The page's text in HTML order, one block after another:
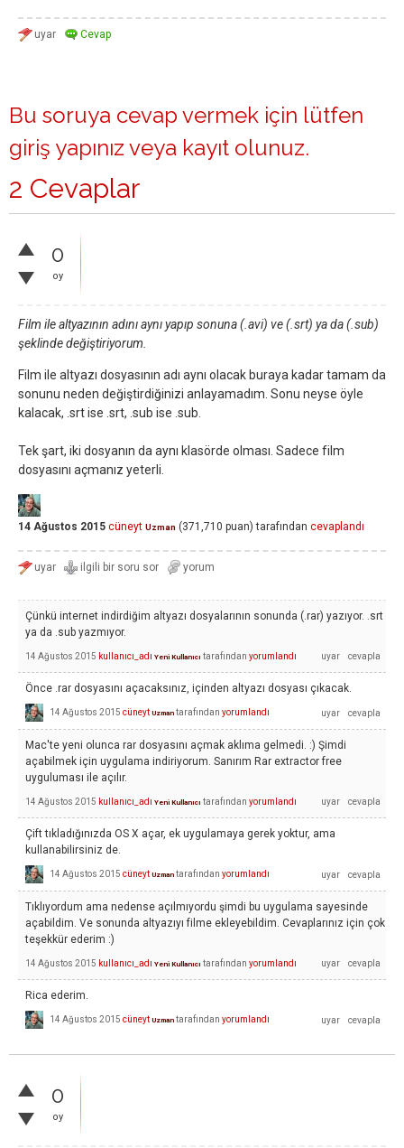
Bu soruya cevap vermek için lütfen
giriş yapınız veya kayıt olunuz.
2 Cevaplar
0
oy
Film ile altyazının adını aynı yapıp sonuna (.avi) ve (.srt) ya da (.sub)
şeklinde değiştiriyorum.
Film ile altyazı dosyasının adı aynı olacak buraya kadar tamam da
sonunu neden değiştirdiğinizi anlayamadım. Sonu neyse öyle
kalacak, .srt ise .srt, .sub ise .sub.
Tek şart, iki dosyanın da aynı klasörde olması. Sadece film
dosyasını açmanız yeterli.
14 Ağustos 2015 cüneyt Uzman (371,710 puan) tarafından cevaplandı
Çünkü internet indirdiğim altyazı dosyalarının sonunda (.rar) yazıyor. .srt
ya da .sub yazmıyor.
14 Ağustos 2015 kullanıcı_adı Yeni Kullanıcı tarafından yorumlandı
Önce .rar dosyasını açacaksınız, içinden altyazı dosyası çıkacak.
14 Ağustos 2015 cüneyt Uzman tarafından yorumlandı
Mac'te yeni olunca rar dosyasını açmak aklıma gelmedi. :) Şimdi
açabilmek için uygulama indiriyorum. Sanırım Rar extractor free
uyguluması ile açılır.
14 Ağustos 2015 kullanıcı_adı Yeni Kullanıcı tarafından yorumlandı
Çift tıkladığınızda OS X açar, ek uygulamaya gerek yoktur, ama
kullanabilirsiniz de.
14 Ağustos 2015 cüneyt Uzman tarafından yorumlandı
Tıklıyordum ama nedense açılmıyordu şimdi bu uygulama sayesinde
açabildim. Ve sonunda altyazıyı filme ekleyebildim. Cevaplarınız için çok
teşekkür ederim :)
14 Ağustos 2015 kullanıcı_adı Yeni Kullanıcı tarafından yorumlandı
Rica ederim.
14 Ağustos 2015 cüneyt Uzman tarafından yorumlandı
0
oy